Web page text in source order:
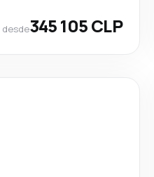
desde345 105 CLP